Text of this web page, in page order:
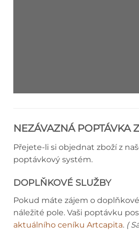
NEZÁVAZNÁ POPTÁVKA
Přejete-li si objednat zboží z
poptávkový systém.
DOPLŇKOVÉ SLUŽBY
Pokud máte zájem o
náležité pole. Vaši poptávku
aktuálního ceníku Artcapita. (